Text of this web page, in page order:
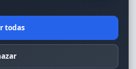
los derechos reservados.
de privacidad
todas